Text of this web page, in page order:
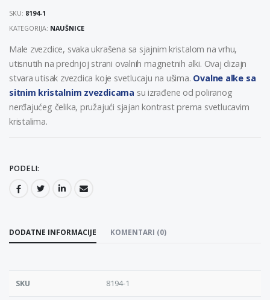
SKU: 8194-1
KATEGORIJA: NAUŠNICE
Male zvezdice, svaka ukrašena sa sjajnim kristalom na vrhu,
utisnutih na prednjoj strani ovalnih magnetnih alki. Ovaj dizajn
stvara utisak zvezdica koje svetlucaju na ušima. Ovalne alke sa
sitnim kristalnim zvezdicama su izrađene od poliranog
nerđajućeg čelika, pružajući sjajan kontrast prema svetlucavim
kristalima.
PODELI:
DODATNE INFORMACIJE KOMENTARI (0)
SKU 8194-1